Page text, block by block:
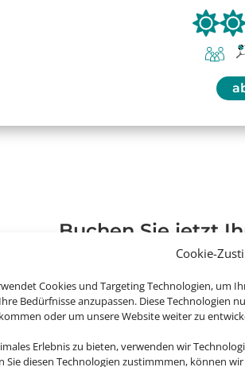
Cookie-
Cookies und Targeting Technologien, um
Bedürfnisse anzupassen. Diese Technologien
oder um unsere Website weiter zu
Erlebnis zu bieten, verwenden wir
Sie diesen Technologien zustimmmen, können
Buchen Sie jetzt